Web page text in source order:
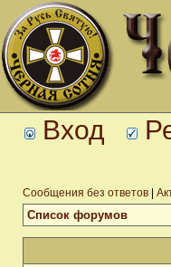
Вход
Сообщения без ответов
Список форумов